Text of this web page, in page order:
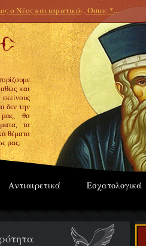
ο Νέος και ιαματικός, Όσιος *...
και
δεν την
θα
τα
θέματα
μας.
Αντιαιρετικά Εσχατολογικά